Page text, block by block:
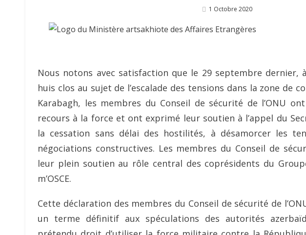
Posted
1 Octobre 2020
Nous notons avec satisfaction que le 29 septembre dernier,
huis clos au sujet de l’escalade des tensions dans la zone de
Karabagh, les membres du Conseil de sécurité de l’ONU
recours à la force et ont exprimé leur soutien à l’appel du
la cessation sans délai des hostilités, à désamorcer les
négociations constructives. Les membres du Conseil de
leur plein soutien au rôle central des coprésidents du
m’OSCE.
Cette déclaration des membres du Conseil de sécurité de
un terme définitif aux spéculations des autorités